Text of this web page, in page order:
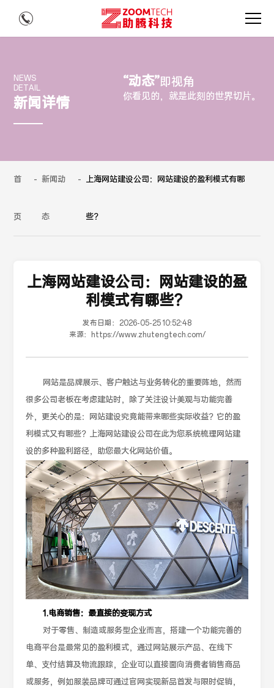
NEWS
DETAIL
新闻详情
“动态”即视角
你看见的，就是此刻的世界切片。
首
页
- 新闻动
态
- 上海网站建设公司：网站建设的盈利模式有哪
些？
上海网站建设公司：网站建设的盈
利模式有哪些？
发布日期： 2026-05-25 10:52:48
来源：
https://www.zhutengtech.com/
网站是品牌展示、客户触达与业务转化的重要阵地，然而
很多公司老板在考虑建站时，除了关注设计美观与功能完善
外，更关心的是：网站建设究竟能带来哪些实际收益？它的盈
利模式又有哪些？上海网站建设公司在此为您系统梳理网站建
设的多种盈利路径，助您最大化网站价值。
1.电商销售：最直接的变现方式
对于零售、制造或服务型企业而言，搭建一个功能完善的
电商平台是最常见的盈利模式，通过网站展示产品、在线下
单、支付结算及物流跟踪，企业可以直接面向消费者销售商品
或服务，例如服装品牌可通过官网实现新品首发与限时促销，